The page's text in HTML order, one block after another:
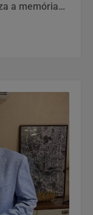
a memória
dia 7 de